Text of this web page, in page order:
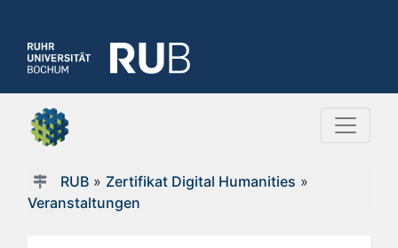
RUB» Zertifikat Digital Humanities »
Veranstaltungen